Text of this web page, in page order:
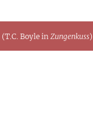
(T.C. Boyle in Zungenkuss)